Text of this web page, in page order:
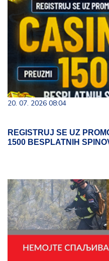
20. 07. 2026 08:04
REGISTRUJ SE UZ
1500 BESPLATNIH